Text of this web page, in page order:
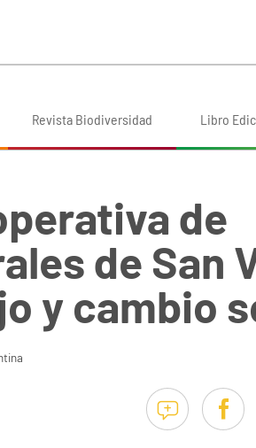
Revista Biodiversidad Libro
de
de San
y cambio